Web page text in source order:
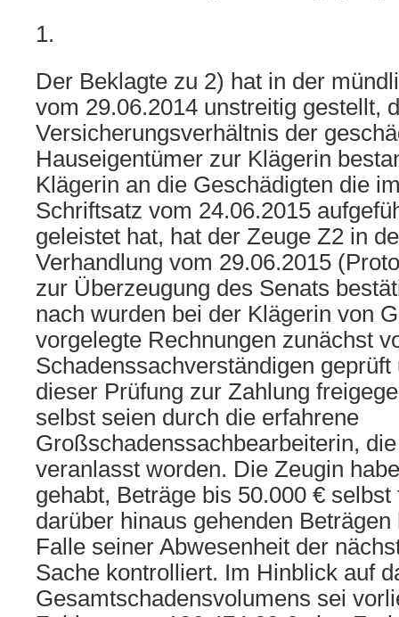
1.
Der Beklagte zu 2) hat in der
vom 29.06.2014 unstreitig gestellt,
Versicherungsverhältnis der
Hauseigentümer zur Klägerin
Klägerin an die Geschädigten die
Schriftsatz vom 24.06.2015
geleistet hat, hat der Zeuge Z2 in
Verhandlung vom 29.06.2015
zur Überzeugung des Senats
nach wurden bei der Klägerin von
vorgelegte Rechnungen zunächst
Schadenssachverständigen
dieser Prüfung zur Zahlung
selbst seien durch die erfahrene
Großschadenssachbearbeiterin,
veranlasst worden. Die Zeugin
gehabt, Beträge bis 50.000 €
darüber hinaus gehenden
Falle seiner Abwesenheit der
Sache kontrolliert. Im Hinblick auf
Gesamtschadensvolumens sei